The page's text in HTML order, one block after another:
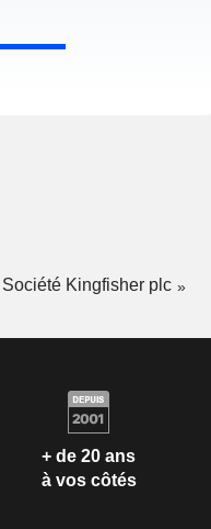
Société Kingfisher plc
+ de 20 ans
à vos côtés